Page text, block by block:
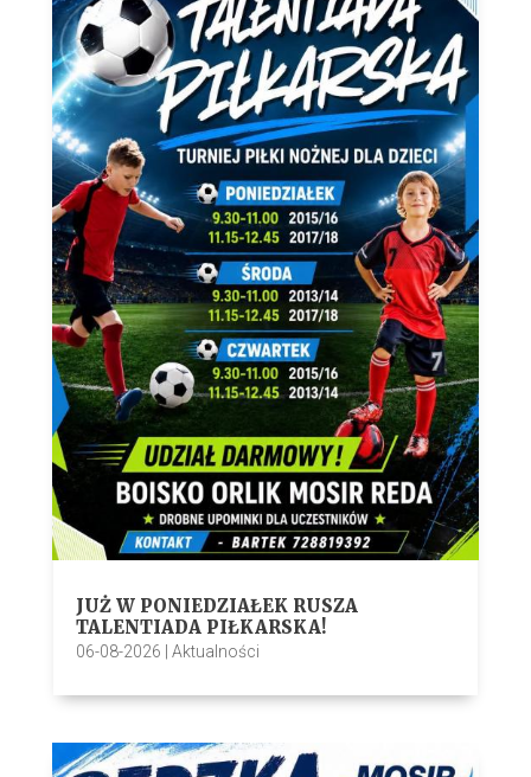
JUŻ W PONIEDZIAŁEK RUSZA
TALENTIADA PIŁKARSKA!
06-08-2026 | Aktualności